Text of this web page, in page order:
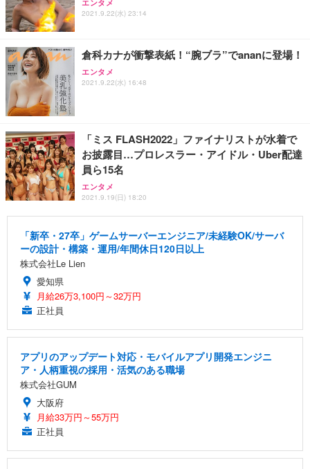
エンタメ
2021.9.22(水) 23:14
倉科カナが衝撃表紙！“腕ブラ”でananに登場！
エンタメ
2021.9.22(水) 16:48
「ミス FLASH2022」ファイナリストが水着で
お披露目…プロレスラー・アイドル・Uber配達
員ら15名
エンタメ
2021.9.19(日) 18:20
「新卒・27卒」ゲームサーバーエンジニア/未経験OK/サーバ
ーの設計・構築・運用/年間休日120日以上
株式会社Le Lien
愛知県
月給26万3,100円～32万円
正社員
アプリのアップデート対応・モバイルアプリ開発エンジニ
ア・人柄重視の採用・活気のある職場
株式会社GUM
大阪府
月給33万円～55万円
正社員